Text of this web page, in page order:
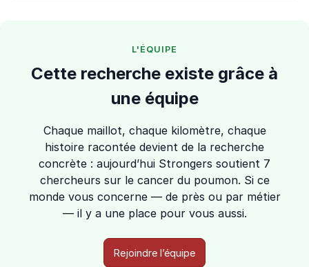
L'ÉQUIPE
Cette recherche existe grâce à
une équipe
Chaque maillot, chaque kilomètre, chaque
histoire racontée devient de la recherche
concrète : aujourd’hui Strongers soutient 7
chercheurs sur le cancer du poumon. Si ce
monde vous concerne — de près ou par métier
— il y a une place pour vous aussi.
Rejoindre l’équipe